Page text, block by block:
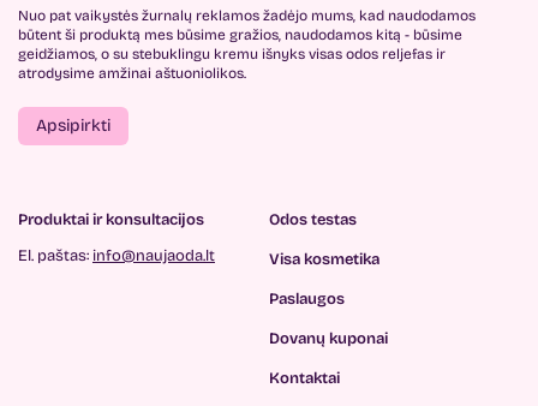
Nuo pat vaikystės žurnalų reklamos žadėjo mums, kad naudodamos
būtent ši produktą mes būsime gražios, naudodamos kitą - būsime
geidžiamos, o su stebuklingu kremu išnyks visas odos reljefas ir
atrodysime amžinai aštuoniolikos.
Apsipirkti
Produktai ir konsultacijos
El. paštas: info@naujaoda.lt
Odos testas
Visa kosmetika
Paslaugos
Dovanų kuponai
Kontaktai